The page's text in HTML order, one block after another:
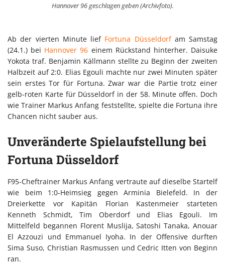
Hannover 96 geschlagen geben (Archivfoto).
Ab der vierten Minute lief Fortuna Düsseldorfam Samstag
(24.1.) bei Hannover 96 einem Rückstand hinterher. Daisuke
Yokota traf. Benjamin Källmann stellte zu Beginn der zweiten
Halbzeit auf 2:0. Elias Egouli machte nur zwei Minuten später
sein erstes Tor für Fortuna. Zwar war die Partie trotz einer
gelb-roten Karte für Düsseldorf in der 58. Minute offen. Doch
wie Trainer Markus Anfang feststellte, spielte die Fortuna ihre
Chancen nicht sauber aus.
Unveränderte Spielaufstellung bei
Fortuna Düsseldorf
F95-Cheftrainer Markus Anfang vertraute auf dieselbe Startelf
wie beim 1:0-Heimsieg gegen Arminia Bielefeld. In der
Dreierkette vor Kapitän Florian Kastenmeier starteten
Kenneth Schmidt, Tim Oberdorf und Elias Egouli. Im
Mittelfeld begannen Florent Muslija, Satoshi Tanaka, Anouar
El Azzouzi und Emmanuel Iyoha. In der Offensive durften
Sima Suso, Christian Rasmussen und Cedric Itten von Beginn
ran.